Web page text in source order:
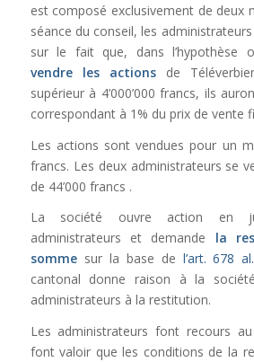
est composé exclusivement de deux
séance du conseil, les
sur le fait que, dans l’hypothèse
vendre les actionsde
supérieur à 4’000’000 francs, ils
correspondant à 1% du prix de vente
Les actions sont vendues pour un
francs. Les deux administrateurs se
de 44’000 francs .
La société ouvre action en
administrateurs et demande la
sommesur la base de l’art. 678
cantonal donne raison à la
administrateurs à la restitution.
Les administrateurs font recours
font valoir que les conditions de la